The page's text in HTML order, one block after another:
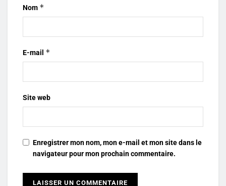
Nom *
E-mail *
Site web
Enregistrer mon nom, mon e-mail et mon site dans le
navigateur pour mon prochain commentaire.